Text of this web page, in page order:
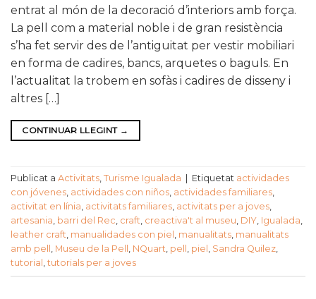
entrat al món de la decoració d’interiors amb força.
La pell com a material noble i de gran resistència
s’ha fet servir des de l’antiguitat per vestir mobiliari
en forma de cadires, bancs, arquetes o baguls. En
l’actualitat la trobem en sofàs i cadires de disseny i
altres […]
CONTINUAR LLEGINT →
Publicat a Activitats Turisme Igualada Etiquetat actividades
con jóvenes actividades con niños actividades familiares
activitat en línia activitats familiares activitats per a joves
artesania barri del Rec craft creactiva't al museu DIY Igualada
leather craft manualidades con piel manualitats manualitats
amb pell
Museu de la Pell NQuart pell piel Sandra Quilez
tutorial
tutorials per a joves